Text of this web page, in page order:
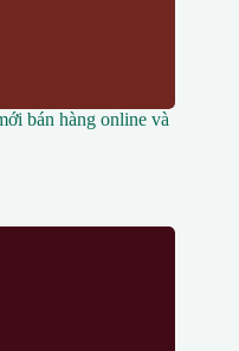
bán hàng online và